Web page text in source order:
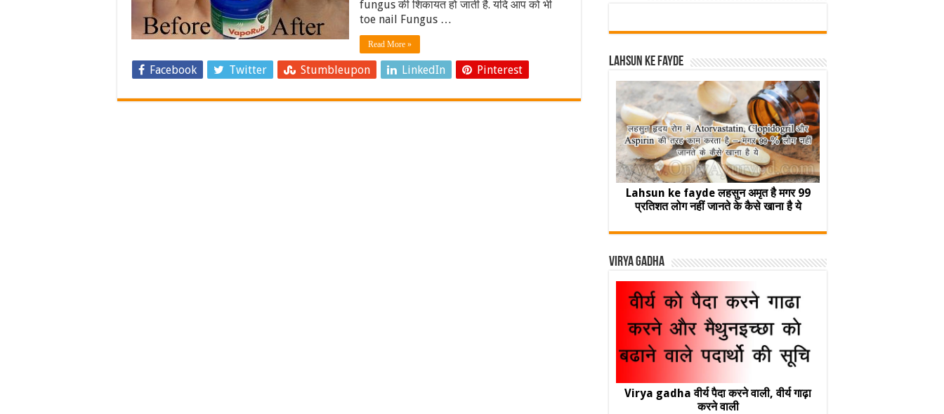
fungus की शिकायत हो जाती है. यदि आप को भी
toe nail Fungus …
Read More »
Facebook Twitter Stumbleupon LinkedIn Pinterest
Lahsun ke fayde
Lahsun ke fayde लहसुन अमृत है मगर 99
प्रतिशत लोग नहीं जानते के कैसे खाना है ये
Virya Gadha
Virya gadha वीर्य पैदा करने वाली, वीर्य गाढ़ा
करने वाली